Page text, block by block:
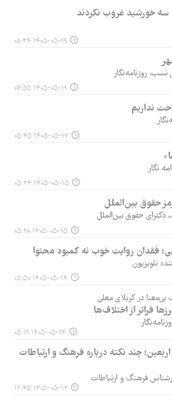
سه خورشید غروب نکردند
۱۴۰۵-۰۵-۱۹ ۰۸:۳۴
روزنامه‌نگار
۱۴۰۵-۰۵-۱۹ ۰۷:۵۵
نداریم
۱۴۰۵-۰۵-۱۷ ۰۵:۴۵
نگار
۱۴۰۵-۰۵-۱۵ ۰۵:۳۴
حقوق بین‌الملل
حقوق بین‌الملل
۱۴۰۵-۰۵-۱۵ ۰۵:۲۸
فقدان روایت خوب نه کمبود محتوا
تلویزیون
۱۴۰۵-۰۵-۱۴ ۰۵:۵۰
بی‌معنا در کربلای معلی
فراتر از اختلاف‌ها
۱۴۰۵-۰۵-۱۴ ۰۵:۱۹
چند نکته درباره فرهنگ و ارتباطات
فرهنگ و ارتباطات
۱۴۰۵-۰۵-۱۲ ۱۲:۴۵